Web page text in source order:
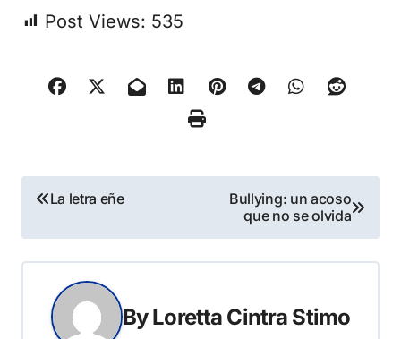
Post Views: 535
Navegación
de
entradas
La letra eñe
Bullying: un acoso
que no se olvida
ByLoretta Cintra Stimo